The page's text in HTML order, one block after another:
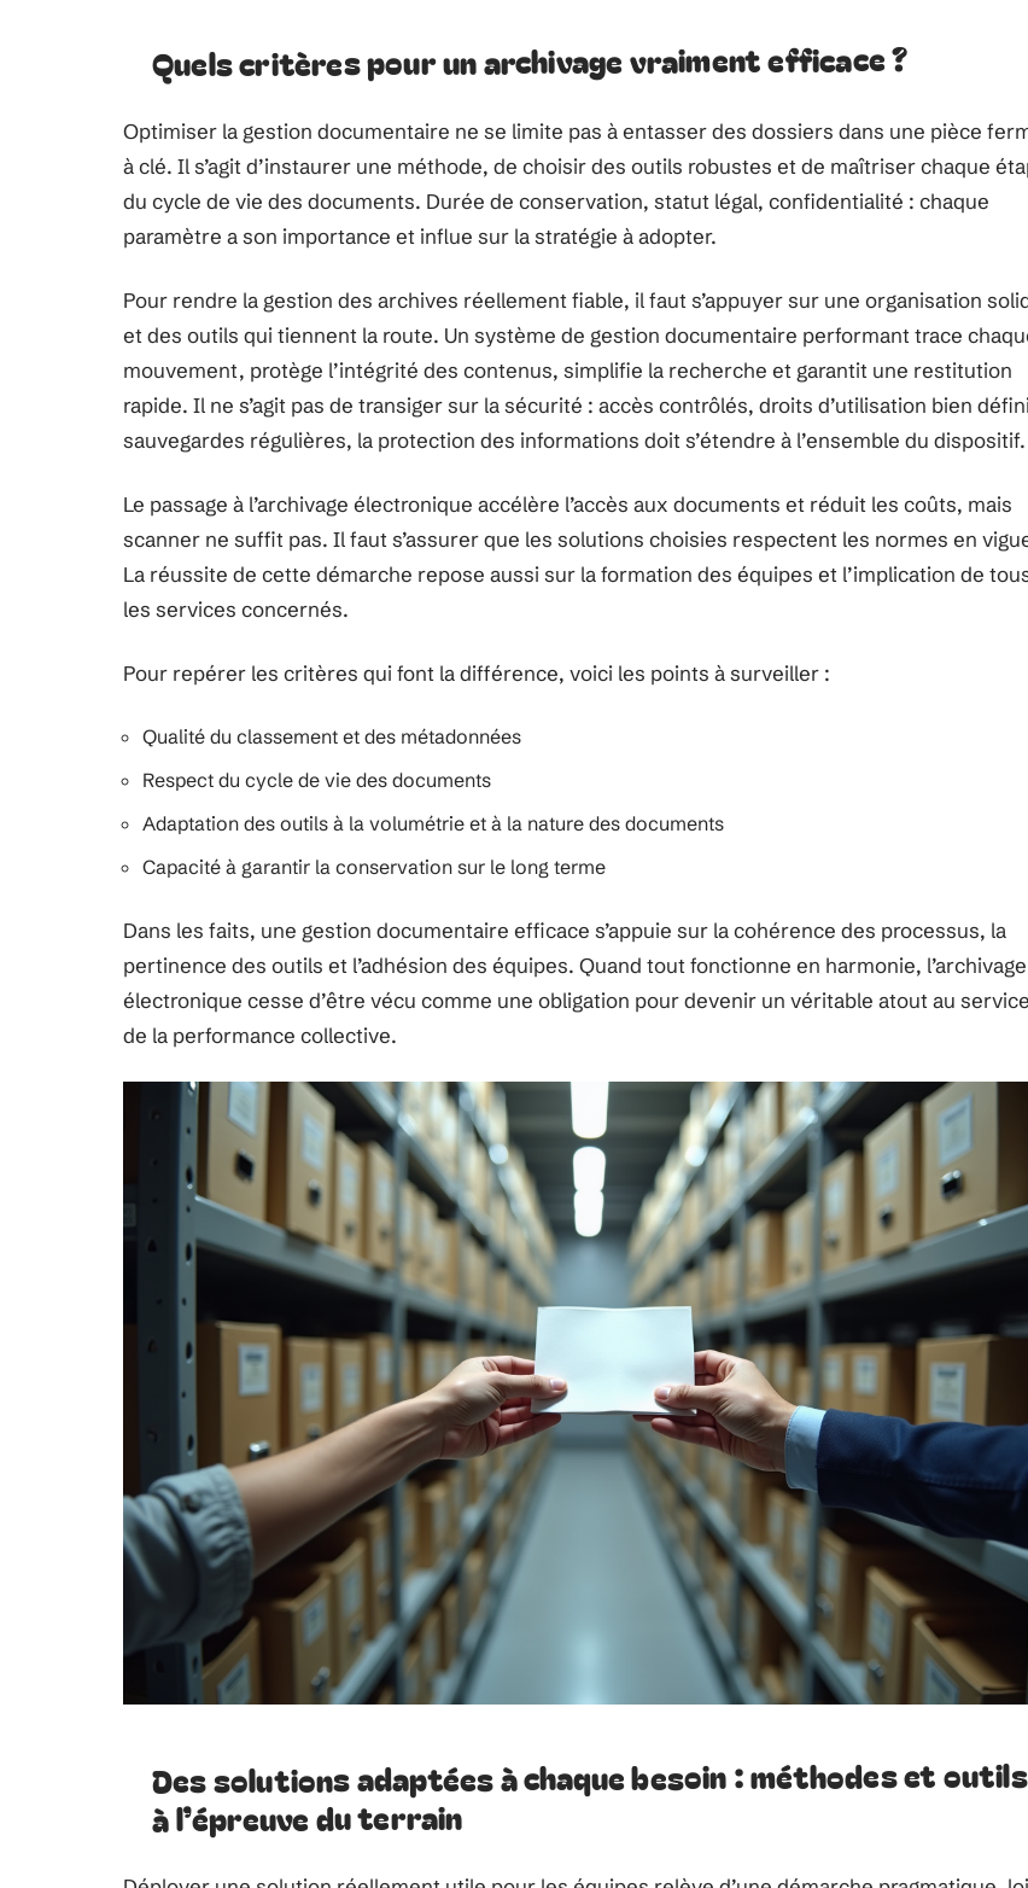
Quels critères pour un archivage vraiment efficace ?
Optimiser la gestion documentaire ne se limite pas à entasser des dossiers dans une pièce
à clé. Il s’agit d’instaurer une méthode, de choisir des outils robustes et de maîtriser chaque
du cycle de vie des documents. Durée de conservation, statut légal, confidentialité : chaque
paramètre a son importance et influe sur la stratégie à adopter.
Pour rendre la gestion des archives réellement fiable, il faut s’appuyer sur une organisation
et des outils qui tiennent la route. Un système de gestion documentaire performant trace
mouvement, protège l’intégrité des contenus, simplifie la recherche et garantit une restitution
rapide. Il ne s’agit pas de transiger sur la sécurité : accès contrôlés, droits d’utilisation bien
sauvegardes régulières, la protection des informations doit s’étendre à l’ensemble du dispositif.
Le passage à l’archivage électronique accélère l’accès aux documents et réduit les coûts, mais
scanner ne suffit pas. Il faut s’assurer que les solutions choisies respectent les normes en
La réussite de cette démarche repose aussi sur la formation des équipes et l’implication de
les services concernés.
Pour repérer les critères qui font la différence, voici les points à surveiller :
Qualité du classement et des métadonnées
Respect du cycle de vie des documents
Adaptation des outils à la volumétrie et à la nature des documents
Capacité à garantir la conservation sur le long terme
Dans les faits, une gestion documentaire efficace s’appuie sur la cohérence des processus, la
pertinence des outils et l’adhésion des équipes. Quand tout fonctionne en harmonie, l’archivage
électronique cesse d’être vécu comme une obligation pour devenir un véritable atout au service
de la performance collective.
Des solutions adaptées à chaque besoin : méthodes et outils
à l’épreuve du terrain